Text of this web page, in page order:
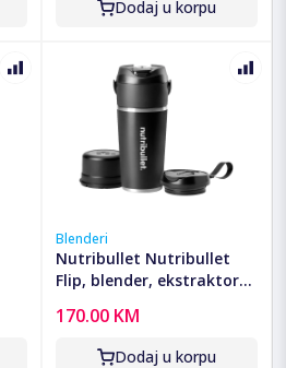
Dodaj u korpu
Blenderi
Nutribullet Nutribullet
Flip, blender, ekstraktor
NBP016B FLIP
170.00 KM
Dodaj u korpu